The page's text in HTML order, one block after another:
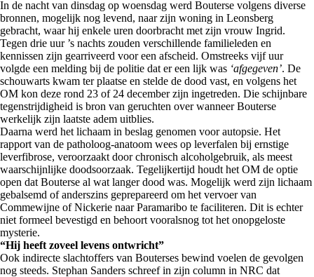
In de nacht van dinsdag op woensdag werd Bouterse volgens diverse
bronnen, mogelijk nog levend, naar zijn woning in Leonsberg
gebracht, waar hij enkele uren doorbracht met zijn vrouw Ingrid.
Tegen drie uur ’s nachts zouden verschillende familieleden en
kennissen zijn gearriveerd voor een afscheid. Omstreeks vijf uur
volgde een melding bij de politie dat er een lijk was ‘afgegeven’. De
schouwarts kwam ter plaatse en stelde de dood vast, en volgens het
OM kon deze rond 23 of 24 december zijn ingetreden. Die schijnbare
tegenstrijdigheid is bron van geruchten over wanneer Bouterse
werkelijk zijn laatste adem uitblies.
Daarna werd het lichaam in beslag genomen voor autopsie. Het
rapport van de patholoog-anatoom wees op leverfalen bij ernstige
leverfibrose, veroorzaakt door chronisch alcoholgebruik, als meest
waarschijnlijke doodsoorzaak. Tegelijkertijd houdt het OM de optie
open dat Bouterse al wat langer dood was. Mogelijk werd zijn lichaam
gebalsemd of anderszins geprepareerd om het vervoer van
Commewijne of Nickerie naar Paramaribo te faciliteren. Dit is echter
niet formeel bevestigd en behoort vooralsnog tot het onopgeloste
mysterie.
“Hij heeft zoveel levens ontwricht”
Ook indirecte slachtoffers van Bouterses bewind voelen de gevolgen
nog steeds. Stephan Sanders schreef in zijn column in NRC dat